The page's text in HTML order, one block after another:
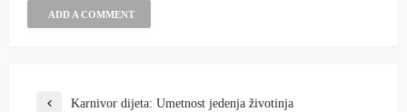
ADD A COMMENT
Karnivor dijeta: Umetnost jedenja životinja